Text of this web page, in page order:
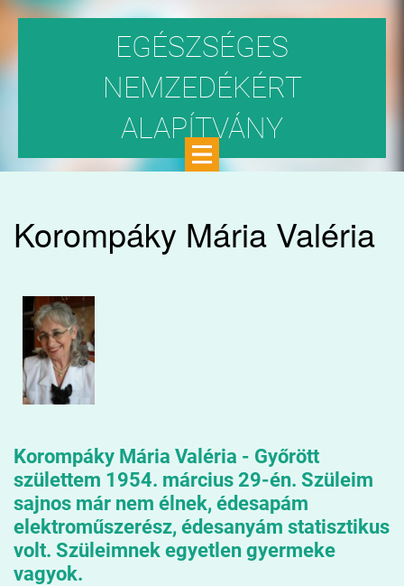
EGÉSZSÉGES
NEMZEDÉKÉRT
ALAPÍTVÁNY
Korompáky Mária Valéria
Korompáky Mária Valéria - Győrött
születtem 1954. március 29-én. Szüleim
sajnos már nem élnek, édesapám
elektroműszerész, édesanyám statisztikus
volt. Szüleimnek egyetlen gyermeke
vagyok.